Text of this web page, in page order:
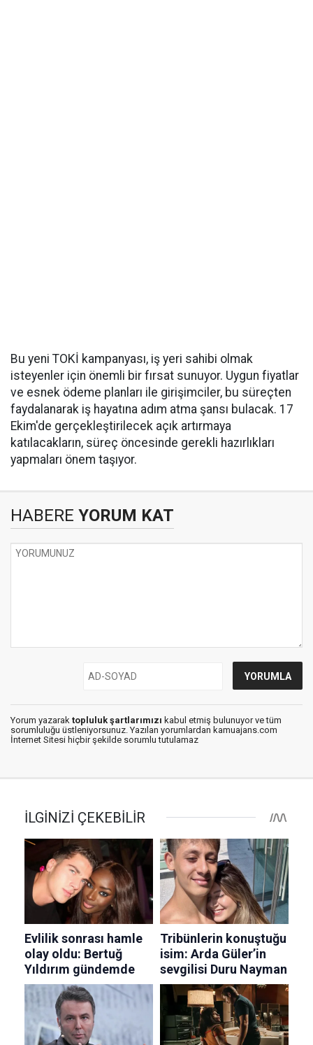
Bu yeni TOKİ kampanyası, iş yeri sahibi olmak
isteyenler için önemli bir fırsat sunuyor. Uygun fiyatlar
ve esnek ödeme planları ile girişimciler, bu süreçten
faydalanarak iş hayatına adım atma şansı bulacak. 17
Ekim'de gerçekleştirilecek açık artırmaya
katılacakların, süreç öncesinde gerekli hazırlıkları
yapmaları önem taşıyor.
HABERE YORUM KAT
Yorum yazarak topluluk şartlarımızı kabul etmiş bulunuyor ve tüm
sorumluluğu üstleniyorsunuz. Yazılan yorumlardan kamuajans.com
İnternet Sitesi hiçbir şekilde sorumlu tutulamaz